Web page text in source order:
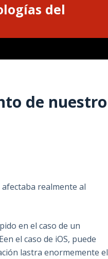
del
de nuestro
realmente al
en el caso de un
el caso de iOS, puede
lastra enormemente el